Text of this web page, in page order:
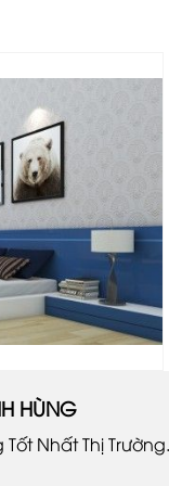
HÙNG
Nhất Thị Trường.